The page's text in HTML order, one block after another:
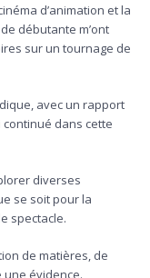
d’animation et la
débutante m’ont
sur un tournage de
avec un rapport
continué dans cette
diverses
se soit pour la
spectacle.
de matières, de
une évidence.